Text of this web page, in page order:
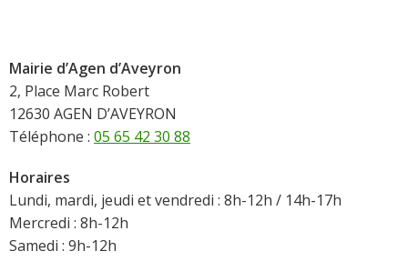
Mairie d’Agen d’Aveyron
2, Place Marc Robert
12630 AGEN D’AVEYRON
Téléphone : 05 65 42 30 88
Horaires
Lundi, mardi, jeudi et vendredi : 8h-12h / 14h-17h
Mercredi : 8h-12h
Samedi : 9h-12h